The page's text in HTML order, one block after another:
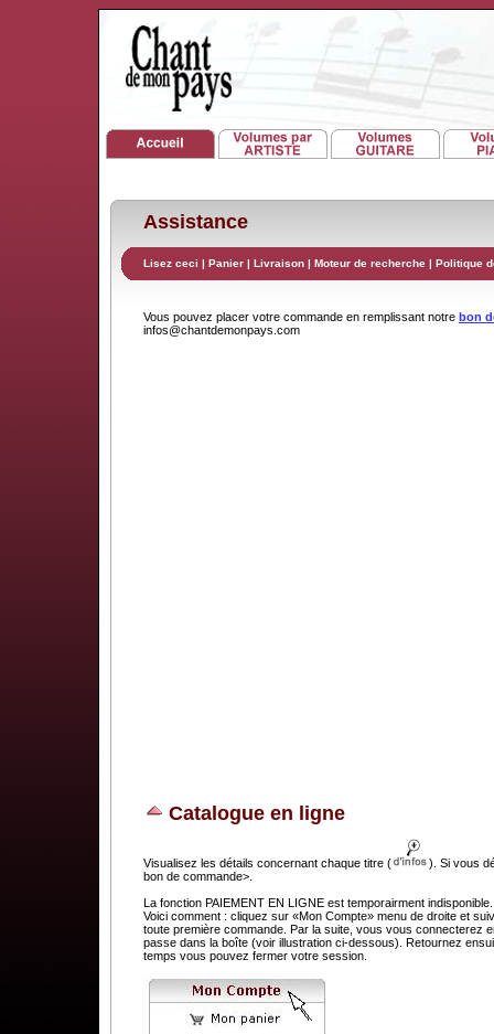
Assistance
Lisez ceci | Panier | Livraison | Moteur de recherche | Politique
Vous pouvez placer votre commande en remplissant notre bon
infos@chantdemonpays.com
Catalogue en ligne
Visualisez les détails concernant chaque titre (
). Si vous
bon de commande>.
La fonction PAIEMENT EN LIGNE est temporairment
Voici comment : cliquez sur «Mon Compte» menu de droite et
toute première commande. Par la suite, vous vous connecterez
passe dans la boîte (voir illustration ci-dessous). Retournez
temps vous pouvez fermer votre session.